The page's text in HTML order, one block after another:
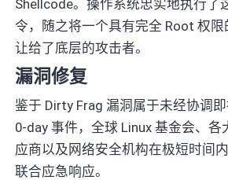
Shellcode。操作系统忠实地执行了
令，随之将一个具有完全 Root 权
让给了底层的攻击者。
漏洞修复
鉴于 Dirty Frag 漏洞属于未经协调
0-day 事件，全球 Linux 基金会、各
应商以及网络安全机构在极短时间
联合应急响应。